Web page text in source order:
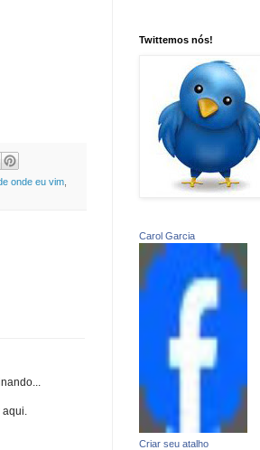
onde eu vim
aqui.
Twittemos nós!
Carol Garcia
Criar seu atalho